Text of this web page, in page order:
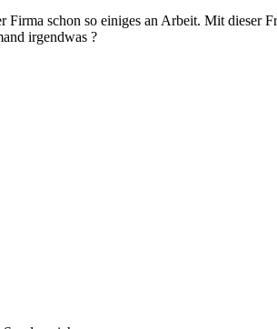
schon so einiges an Arbeit. Mit dieser
irgendwas ?